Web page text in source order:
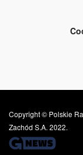
Copyright © Polskie
Zachód S.A. 2022.